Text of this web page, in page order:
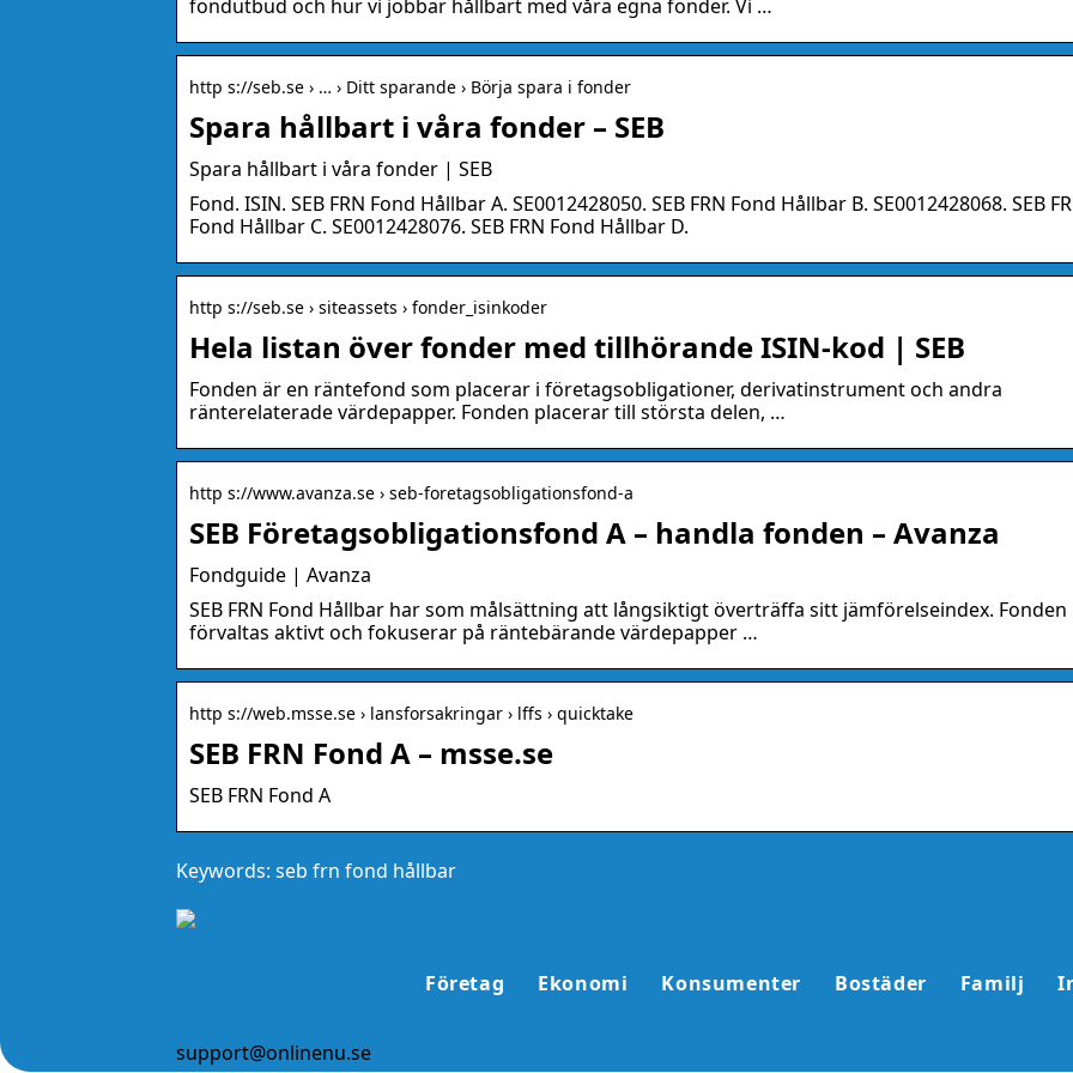
fondutbud och hur vi jobbar hållbart med våra egna fonder. Vi …
http s://seb.se › … › Ditt sparande › Börja spara i fonder
Spara hållbart i våra fonder – SEB
Spara hållbart i våra fonder | SEB
Fond. ISIN. SEB FRN Fond Hållbar A. SE0012428050. SEB FRN Fond Hållbar B. SE0012428068. SEB
Fond Hållbar C. SE0012428076. SEB FRN Fond Hållbar D.
http s://seb.se › siteassets › fonder_isinkoder
Hela listan över fonder med tillhörande ISIN-kod | SEB
Fonden är en räntefond som placerar i företagsobligationer, derivatinstrument och andra
ränterelaterade värdepapper. Fonden placerar till största delen, …
http s://www.avanza.se › seb-foretagsobligationsfond-a
SEB Företagsobligationsfond A – handla fonden – Avanza
Fondguide | Avanza
SEB FRN Fond Hållbar har som målsättning att långsiktigt överträffa sitt jämförelseindex. Fonden
förvaltas aktivt och fokuserar på räntebärande värdepapper …
http s://web.msse.se › lansforsakringar › lffs › quicktake
SEB FRN Fond A – msse.se
SEB FRN Fond A
Keywords: seb frn fond hållbar
Företag Ekonomi Konsumenter Bostäder Familj
support@onlinenu.se